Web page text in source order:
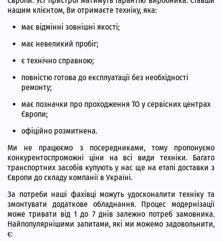
нашим клієнтом, Ви отримаєте техніку, яка:
має відмінні зовнішні якості;
має невеликий пробіг;
є технічно справною;
повністю готова до експлуатації без необхідності
ремонту;
має позначки про проходження ТО у сервісних центрах
Європи;
офіційно розмитнена.
Ми не працюємо з посередниками, тому пропонуємо
конкурентоспроможні ціни на всі види техніки. Багато
транспортних засобів купують у нас ще на етапі доставки з
Європи до складу компанії в Україні.
За потреби наші фахівці можуть удосконалити техніку та
змонтувати додаткове обладнання. Процес модернізації
може тривати від 1 до 7 днів залежно потреб замовника.
Найпопулярнішими запитами, які ми можемо задовольнити,
є: